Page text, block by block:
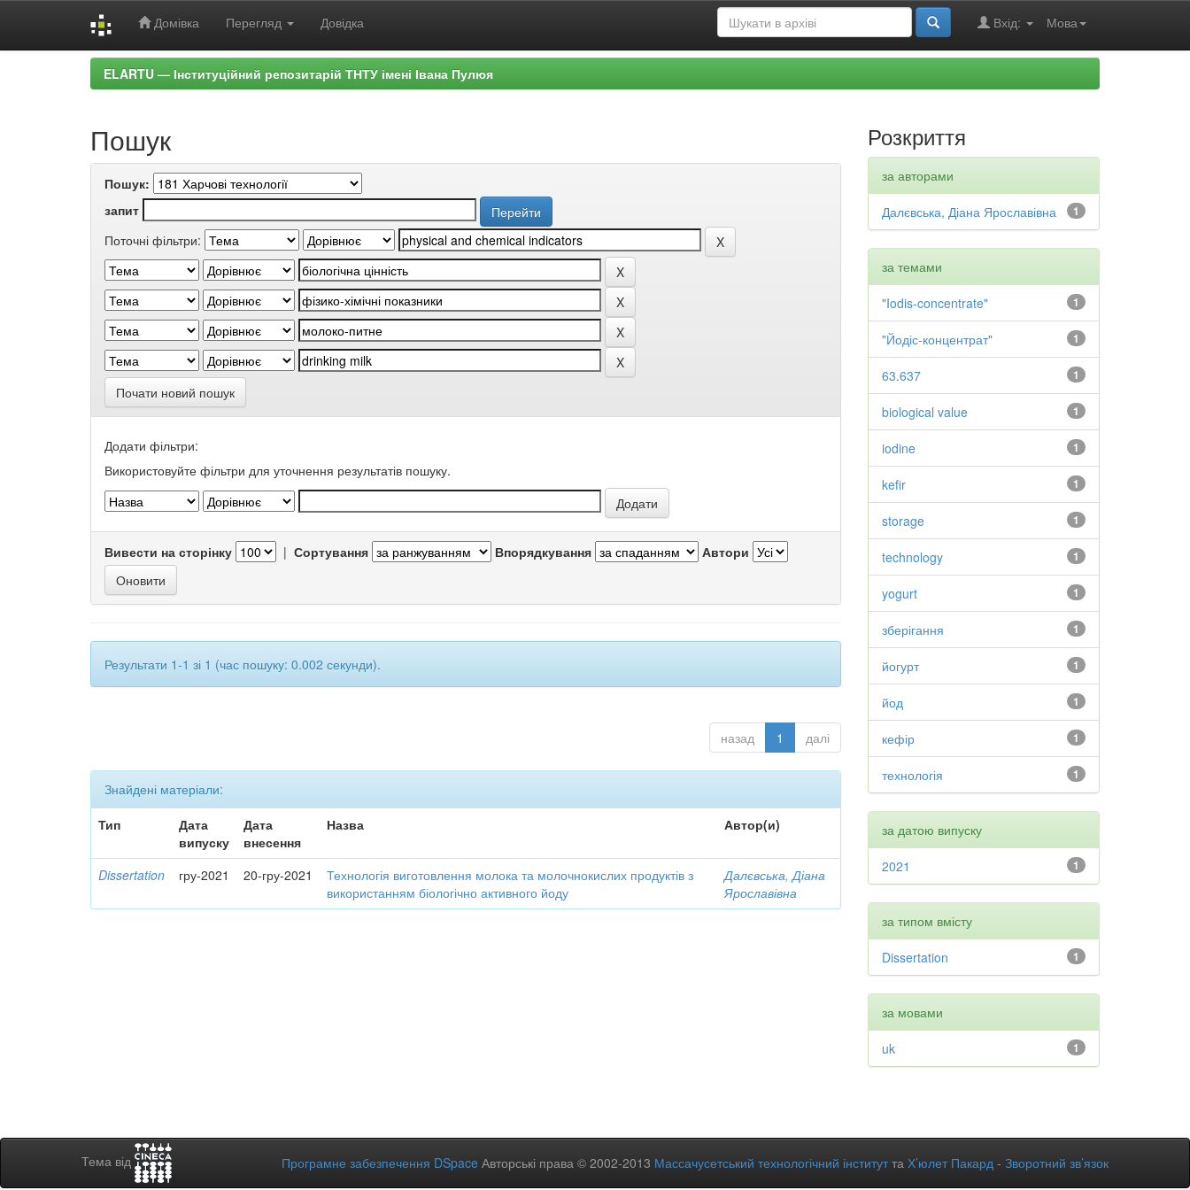
Домівка Перегляд Довідка Мова
Вхід:
ELARTU — Інституційний репозитарій ТНТУ імені Івана Пулюя
Пошук
Пошук:
запит
Поточні фільтри:
Почати новий пошук
Додати фільтри:
Використовуйте фільтри для уточнення результатів пошуку.
Вивести на сторінку | Сортування Впорядкування Автори
Результати 1-1 зі 1 (час пошуку: 0.002 секунди).
назад 1 далі
Знайдені матеріали:
Тип
Дата
випуску
Дата
внесення
Назва Автор(и)
Dissertation гру-2021 20-гру-2021
Технологія виготовлення молока та молочнокислих продуктів з
використанням біологічно активного йоду
Далєвська, Діана
Ярославівна
Розкриття
за авторами
1
Далєвська, Діана Ярославівна
за темами
1
"Iodis-concentrate"
1
"Йодіс-концентрат"
1
63.637
1
biological value
1
iodine
1
kefir
1
storage
1
technology
1
yogurt
1
зберігання
1
йогурт
1
йод
1
кефір
1
технологія
за датою випуску
1
2021
за типом вмісту
1
Dissertation
за мовами
1
uk
Тема від Програмне забезпечення DSpace Авторські права © 2002-2013 Массачусетський технологічний інститутта Х’юлет Пакард - Зворотний зв’язок